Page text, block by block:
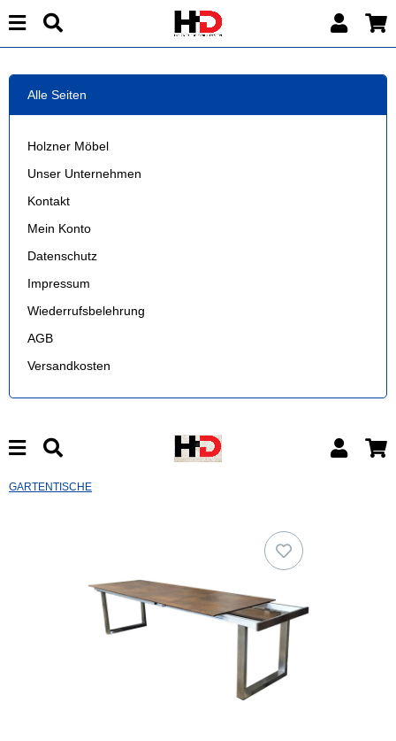
Alle Seiten
Holzner Möbel
Unser Unternehmen
Kontakt
Mein Konto
Datenschutz
Impressum
Wiederrufsbelehrung
AGB
Versandkosten
GARTENTISCHE